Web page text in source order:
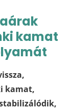
kamat
kamat,